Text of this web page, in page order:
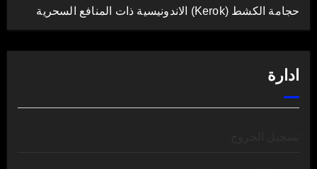
حجامة الكشط (Kerok) الاندونيسية ذات المنافع السحرية
ادارة